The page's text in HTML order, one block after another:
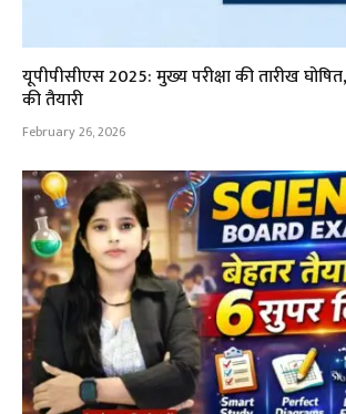
यूपीपीसीएस 2025: मुख्य परीक्षा की तारीख
की तैयारी
February 26, 2026